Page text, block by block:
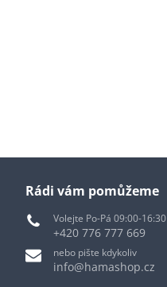
Rádi vám pomůžeme
Volejte Po-Pá 09:00-16:30
+420 776 777 669
nebo pište kdykoliv
info@hamashop.cz